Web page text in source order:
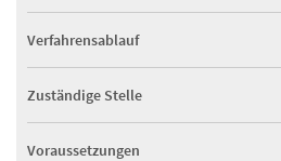
Verfahrensablauf
Zuständige Stelle
Voraussetzungen